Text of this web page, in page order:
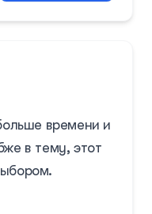
времени и
в тему, этот